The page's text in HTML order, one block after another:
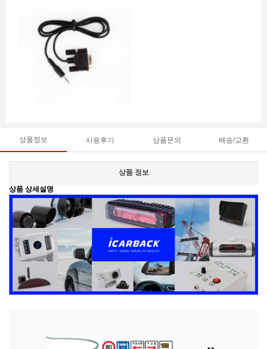
상품정보 사용후기 상품문의 배송/교환
상품 정보
상품 상세설명